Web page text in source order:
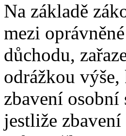
Na základě
mezi
důchodu,
odrážkou
zbavení osobní
jestliže